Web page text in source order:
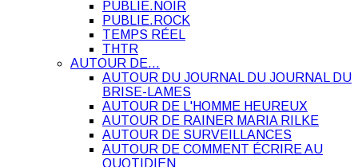
PUBLIE.NOIR
PUBLIE.ROCK
TEMPS RÉEL
THTR
AUTOUR DE…
AUTOUR DU JOURNAL DU JOURNAL DU
BRISE-LAMES
AUTOUR DE L'HOMME HEUREUX
AUTOUR DE RAINER MARIA RILKE
AUTOUR DE SURVEILLANCES
AUTOUR DE COMMENT ÉCRIRE AU
QUOTIDIEN